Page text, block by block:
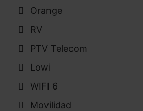
Orange
RV
PTV Telecom
Lowi
WIFI 6
Movilidad